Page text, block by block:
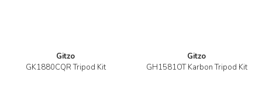
Gitzo
GK1880CQR Tripod Kit
Gitzo
GH1581OT Karbon Tripod Kit